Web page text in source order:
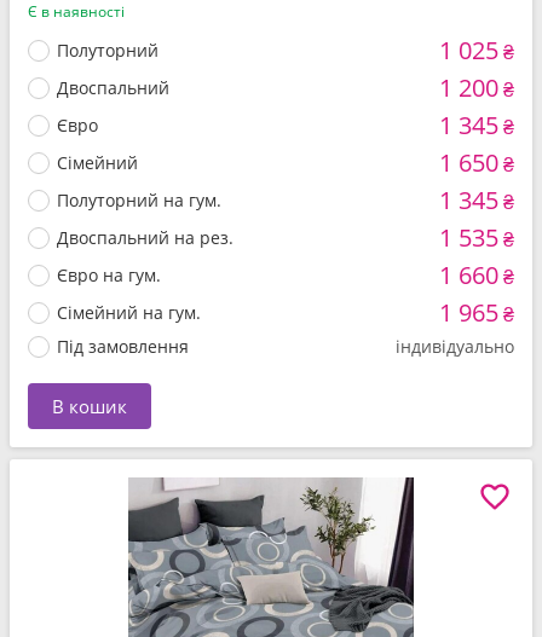
Є в наявності
Полуторний 1 025₴
Двоспальний 1 200₴
Євро 1 345₴
Сімейний 1 650₴
Полуторний на гум. 1 345₴
Двоспальний на рез. 1 535₴
Євро на гум. 1 660₴
Сімейний на гум. 1 965₴
Під замовлення індивідуально
В кошик